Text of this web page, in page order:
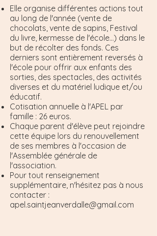
Elle organise différentes actions tout
au long de l'année (vente de
chocolats, vente de sapins, Festival
du livre, kermesse de l'école...) dans le
but de récolter des fonds. Ces
derniers sont entièrement reversés à
l'école pour offrir aux enfants des
sorties, des spectacles, des activités
diverses et du matériel ludique et/ou
éducatif.
Cotisation annuelle à l'APEL par
famille : 26 euros.
Chaque parent d'élève peut rejoindre
cette équipe lors du renouvellement
de ses membres à l'occasion de
l'Assemblée générale de
l'association.
Pour tout renseignement
supplémentaire, n'hésitez pas à nous
contacter :
apel.saintjeanverdalle@gmail.com